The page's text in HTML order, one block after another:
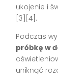
ukojenie i
[3][4].
Podczas
próbkę w
uniknąć